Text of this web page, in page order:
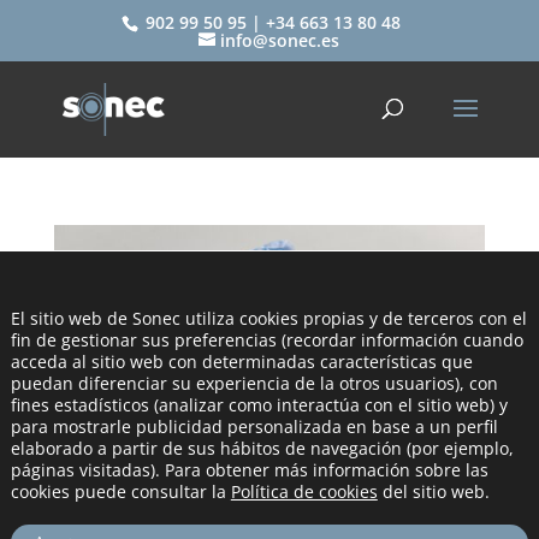
902 99 50 95 | +34 663 13 80 48
info@sonec.es
El sitio web de Sonec utiliza cookies propias y de terceros con el
fin de gestionar sus preferencias (recordar información cuando
acceda al sitio web con determinadas características que
puedan diferenciar su experiencia de la otros usuarios), con
fines estadísticos (analizar como interactúa con el sitio web) y
para mostrarle publicidad personalizada en base a un perfil
elaborado a partir de sus hábitos de navegación (por ejemplo,
páginas visitadas). Para obtener más información sobre las
cookies puede consultar la Política de cookies del sitio web.